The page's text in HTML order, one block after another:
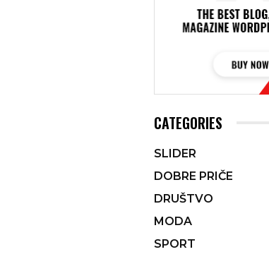
CATEGORIES
SLIDER
DOBRE PRIČE
DRUŠTVO
MODA
SPORT